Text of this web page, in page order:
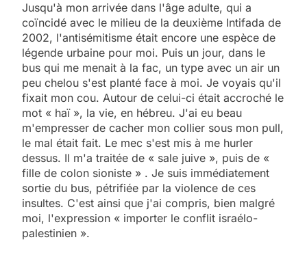
Jusqu'à mon arrivée dans l'âge adulte, qui a
coïncidé avec le milieu de la deuxième Intifada de
2002, l'antisémitisme était encore une espèce de
légende urbaine pour moi. Puis un jour, dans le
bus qui me menait à la fac, un type avec un air un
peu chelou s'est planté face à moi. Je voyais qu'il
fixait mon cou. Autour de celui-ci était accroché le
mot « haï », la vie, en hébreu. J'ai eu beau
m'empresser de cacher mon collier sous mon pull,
le mal était fait. Le mec s'est mis à me hurler
dessus. Il m'a traitée de « sale juive », puis de «
fille de colon sioniste » . Je suis immédiatement
sortie du bus, pétrifiée par la violence de ces
insultes. C'est ainsi que j'ai compris, bien malgré
moi, l'expression « importer le conflit israélo-
palestinien ».